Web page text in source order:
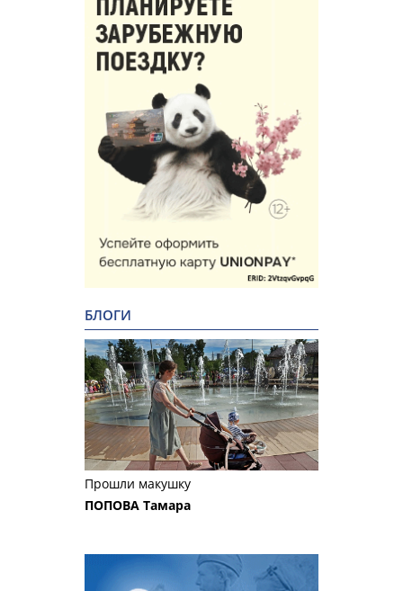
БЛОГИ
Прошли макушку
ПОПОВА Тамара